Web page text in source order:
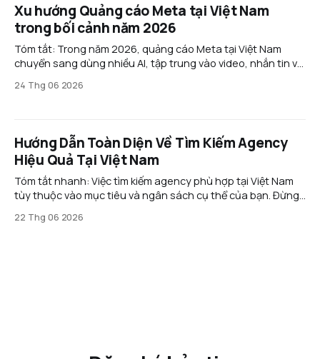
Xu hướng Quảng cáo Meta tại Việt Nam
trong bối cảnh năm 2026
Tóm tắt: Trong năm 2026, quảng cáo Meta tại Việt Nam
chuyển sang dùng nhiều AI, tập trung vào video, nhắn tin và
bám sát chính sách và mở rộng sang các nền tảng mới như
24 Thg 06 2026
Hướng Dẫn Toàn Diện Về Tìm Kiếm Agency
Hiệu Quả Tại Việt Nam
Tóm tắt nhanh: Việc tìm kiếm agency phù hợp tại Việt Nam
tùy thuộc vào mục tiêu và ngân sách cụ thể của bạn. Đừng
sách khách hàng lớn; thay vào đó, hãy tập trung vào các
22 Thg 06 2026